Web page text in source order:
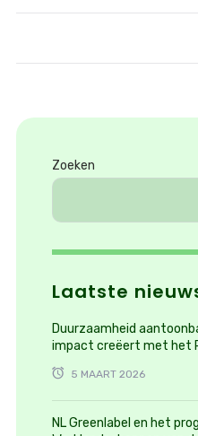
Zoeken
Laatste
Duurzaamheid
impact creëert met het
5 MAART 2026
NL Greenlabel en het